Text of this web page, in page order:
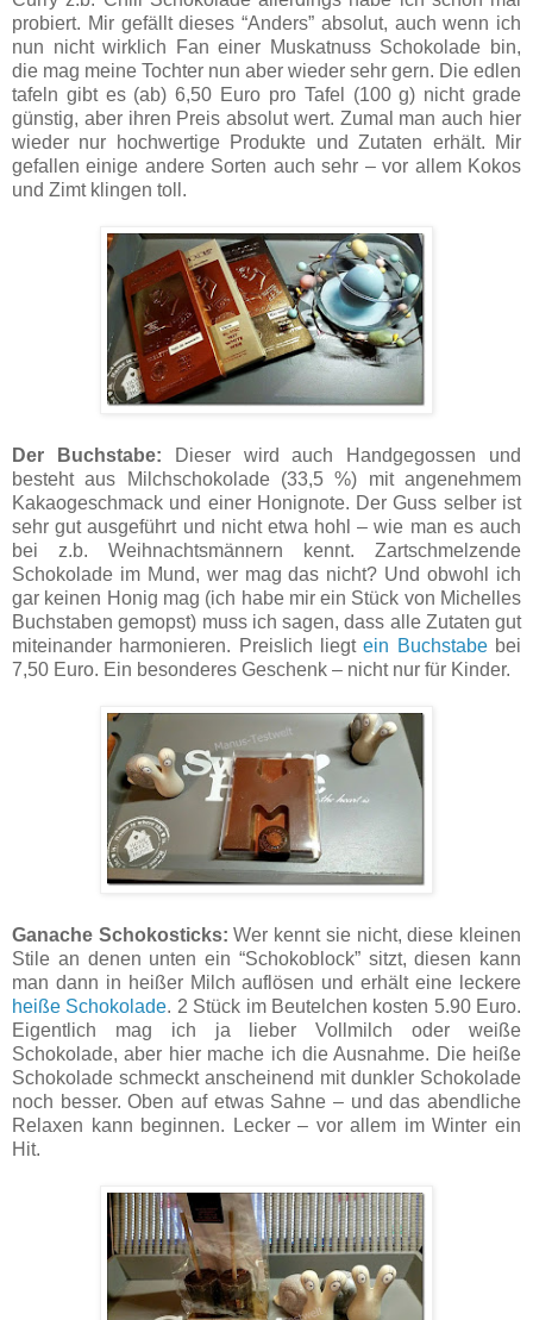
probiert. Mir gefällt dieses “Anders” absolut, auch wenn ich
nun nicht wirklich Fan einer Muskatnuss Schokolade bin,
die mag meine Tochter nun aber wieder sehr gern. Die edlen
tafeln gibt es (ab) 6,50 Euro pro Tafel (100 g) nicht grade
günstig, aber ihren Preis absolut wert. Zumal man auch hier
wieder nur hochwertige Produkte und Zutaten erhält. Mir
gefallen einige andere Sorten auch sehr – vor allem Kokos
und Zimt klingen toll.
Der Buchstabe: Dieser wird auch Handgegossen und
besteht aus Milchschokolade (33,5 %) mit angenehmem
Kakaogeschmack und einer Honignote. Der Guss selber ist
sehr gut ausgeführt und nicht etwa hohl – wie man es auch
bei z.b. Weihnachtsmännern kennt. Zartschmelzende
Schokolade im Mund, wer mag das nicht? Und obwohl ich
gar keinen Honig mag (ich habe mir ein Stück von Michelles
Buchstaben gemopst) muss ich sagen, dass alle Zutaten gut
miteinander harmonieren. Preislich liegtein Buchstabebei
7,50 Euro. Ein besonderes Geschenk – nicht nur für Kinder.
Ganache Schokosticks: Wer kennt sie nicht, diese kleinen
Stile an denen unten ein “Schokoblock” sitzt, diesen kann
man dann in heißer Milch auflösen und erhält eine leckere
heiße Schokolade. 2 Stück im Beutelchen kosten 5.90 Euro.
Eigentlich mag ich ja lieber Vollmilch oder weiße
Schokolade, aber hier mache ich die Ausnahme. Die heiße
Schokolade schmeckt anscheinend mit dunkler Schokolade
noch besser. Oben auf etwas Sahne – und das abendliche
Relaxen kann beginnen. Lecker – vor allem im Winter ein
Hit.